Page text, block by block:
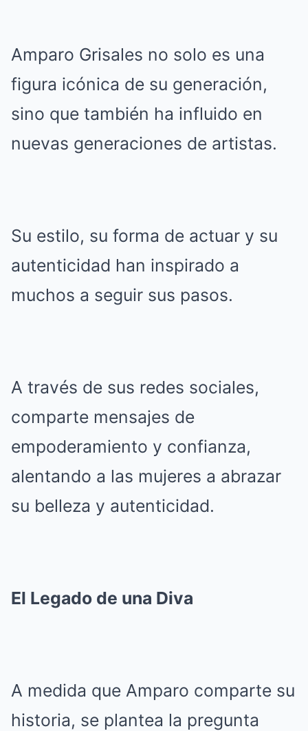
Amparo Grisales no solo es una
figura icónica de su generación,
sino que también ha influido en
nuevas generaciones de artistas.
Su estilo, su forma de actuar y su
autenticidad han inspirado a
muchos a seguir sus pasos.
A través de sus redes sociales,
comparte mensajes de
empoderamiento y confianza,
alentando a las mujeres a abrazar
su belleza y autenticidad.
El Legado de una Diva
A medida que Amparo comparte su
historia, se plantea la pregunta